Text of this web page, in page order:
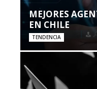
MEJORES
EN CHILE
TENDENCIA